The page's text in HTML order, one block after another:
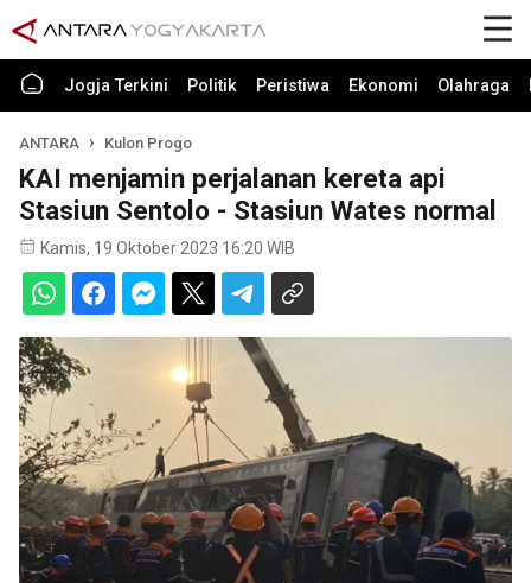
Jogja Terkini Politik Peristiwa Ekonomi Olahraga
ANTARA Kulon Progo
KAI menjamin perjalanan kereta api
Stasiun Sentolo - Stasiun Wates normal
Kamis, 19 Oktober 2023 16:20 WIB